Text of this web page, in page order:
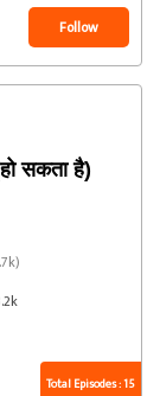
Follow
सकता है)
Total Episodes : 15